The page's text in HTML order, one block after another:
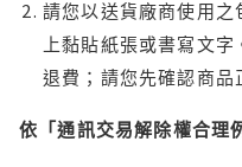
請您以送貨廠商使用
上黏貼紙張或書寫文
退費；請您先確認商品
依「通訊交易解除權合理